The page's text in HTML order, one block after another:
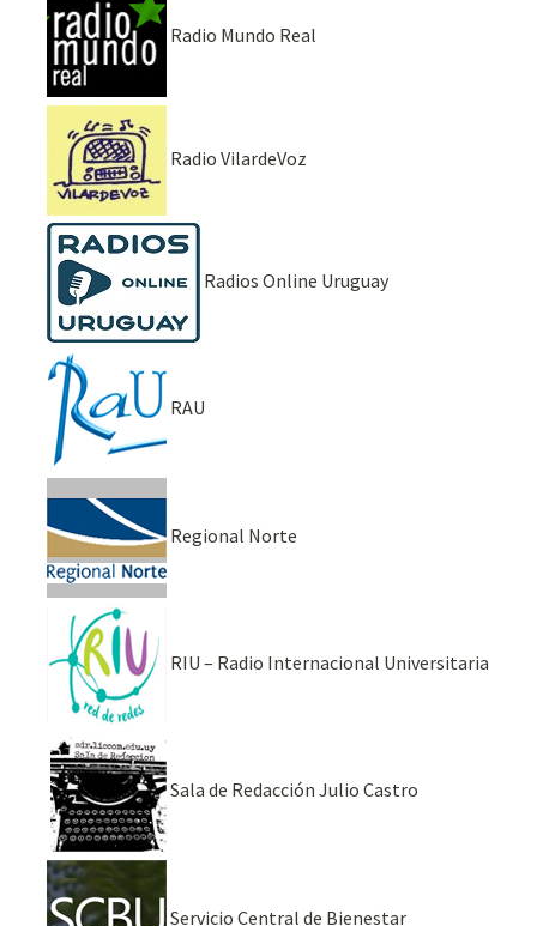
Radio Mundo Real
Radio VilardeVoz
Radios Online Uruguay
RAU
Regional Norte
RIU – Radio Internacional Universitaria
Sala de Redacción Julio Castro
Servicio Central de Bienestar